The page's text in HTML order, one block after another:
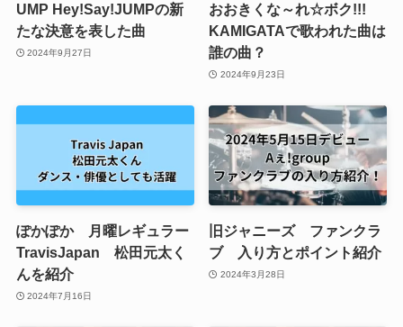
UMP Hey!Say!JUMPの新
たな決意を表した曲
2024年9月27日
おおきくな～れ☆ボク!!!
KAMIGATAで歌われた曲は
誰の曲？
2024年9月23日
ぽかぽか 月曜レギュラー
TravisJapan 松田元太く
んを紹介
2024年7月16日
旧ジャニーズ ファンクラ
ブ 入り方とポイント紹介
2024年3月28日